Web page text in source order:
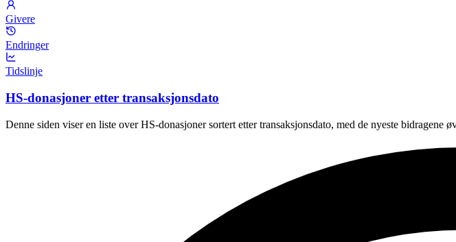
Givere
Endringer
Tidslinje
HS-donasjoner etter transaksjonsdato
Denne siden viser en liste over HS-donasjoner sortert etter transaksjonsdato, med de nyeste